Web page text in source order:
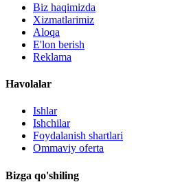
Biz haqimizda
Xizmatlarimiz
Aloqa
E'lon berish
Reklama
Havolalar
Ishlar
Ishchilar
Foydalanish shartlari
Ommaviy oferta
Bizga qo'shiling